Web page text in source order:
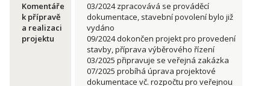
Komentáře
k přípravě
a realizaci
projektu
03/2024 zpracovává se prováděcí
dokumentace, stavební povolení bylo již
vydáno
09/2024 dokončen projekt pro provedení
stavby, příprava výběrového řízení
03/2025 připravuje se veřejná zakázka
07/2025 probíhá úprava projektové
dokumentace vč. rozpočtu pro veřejnou